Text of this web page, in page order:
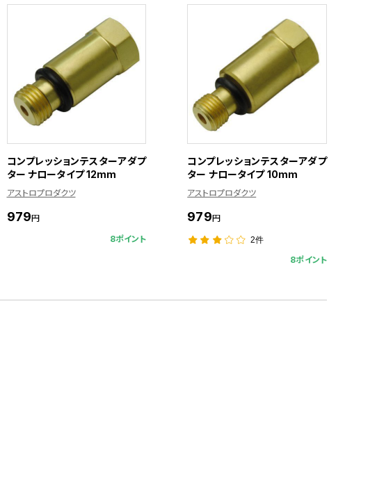
コンプレッションテスターアダプ
ター ナロータイプ 12mm
アストロプロダクツ
979円
8ポイント
コンプレッションテスターアダプ
ター ナロータイプ 10mm
アストロプロダクツ
979円
2件
8ポイント